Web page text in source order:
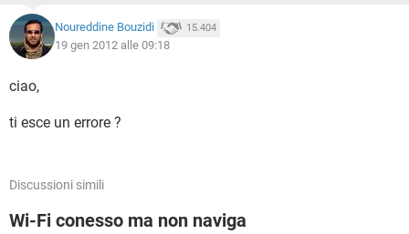
Noureddine Bouzidi 15.404
19 gen 2012 alle 09:18
ciao,
ti esce un errore ?
Discussioni simili
Wi-Fi conesso ma non naviga